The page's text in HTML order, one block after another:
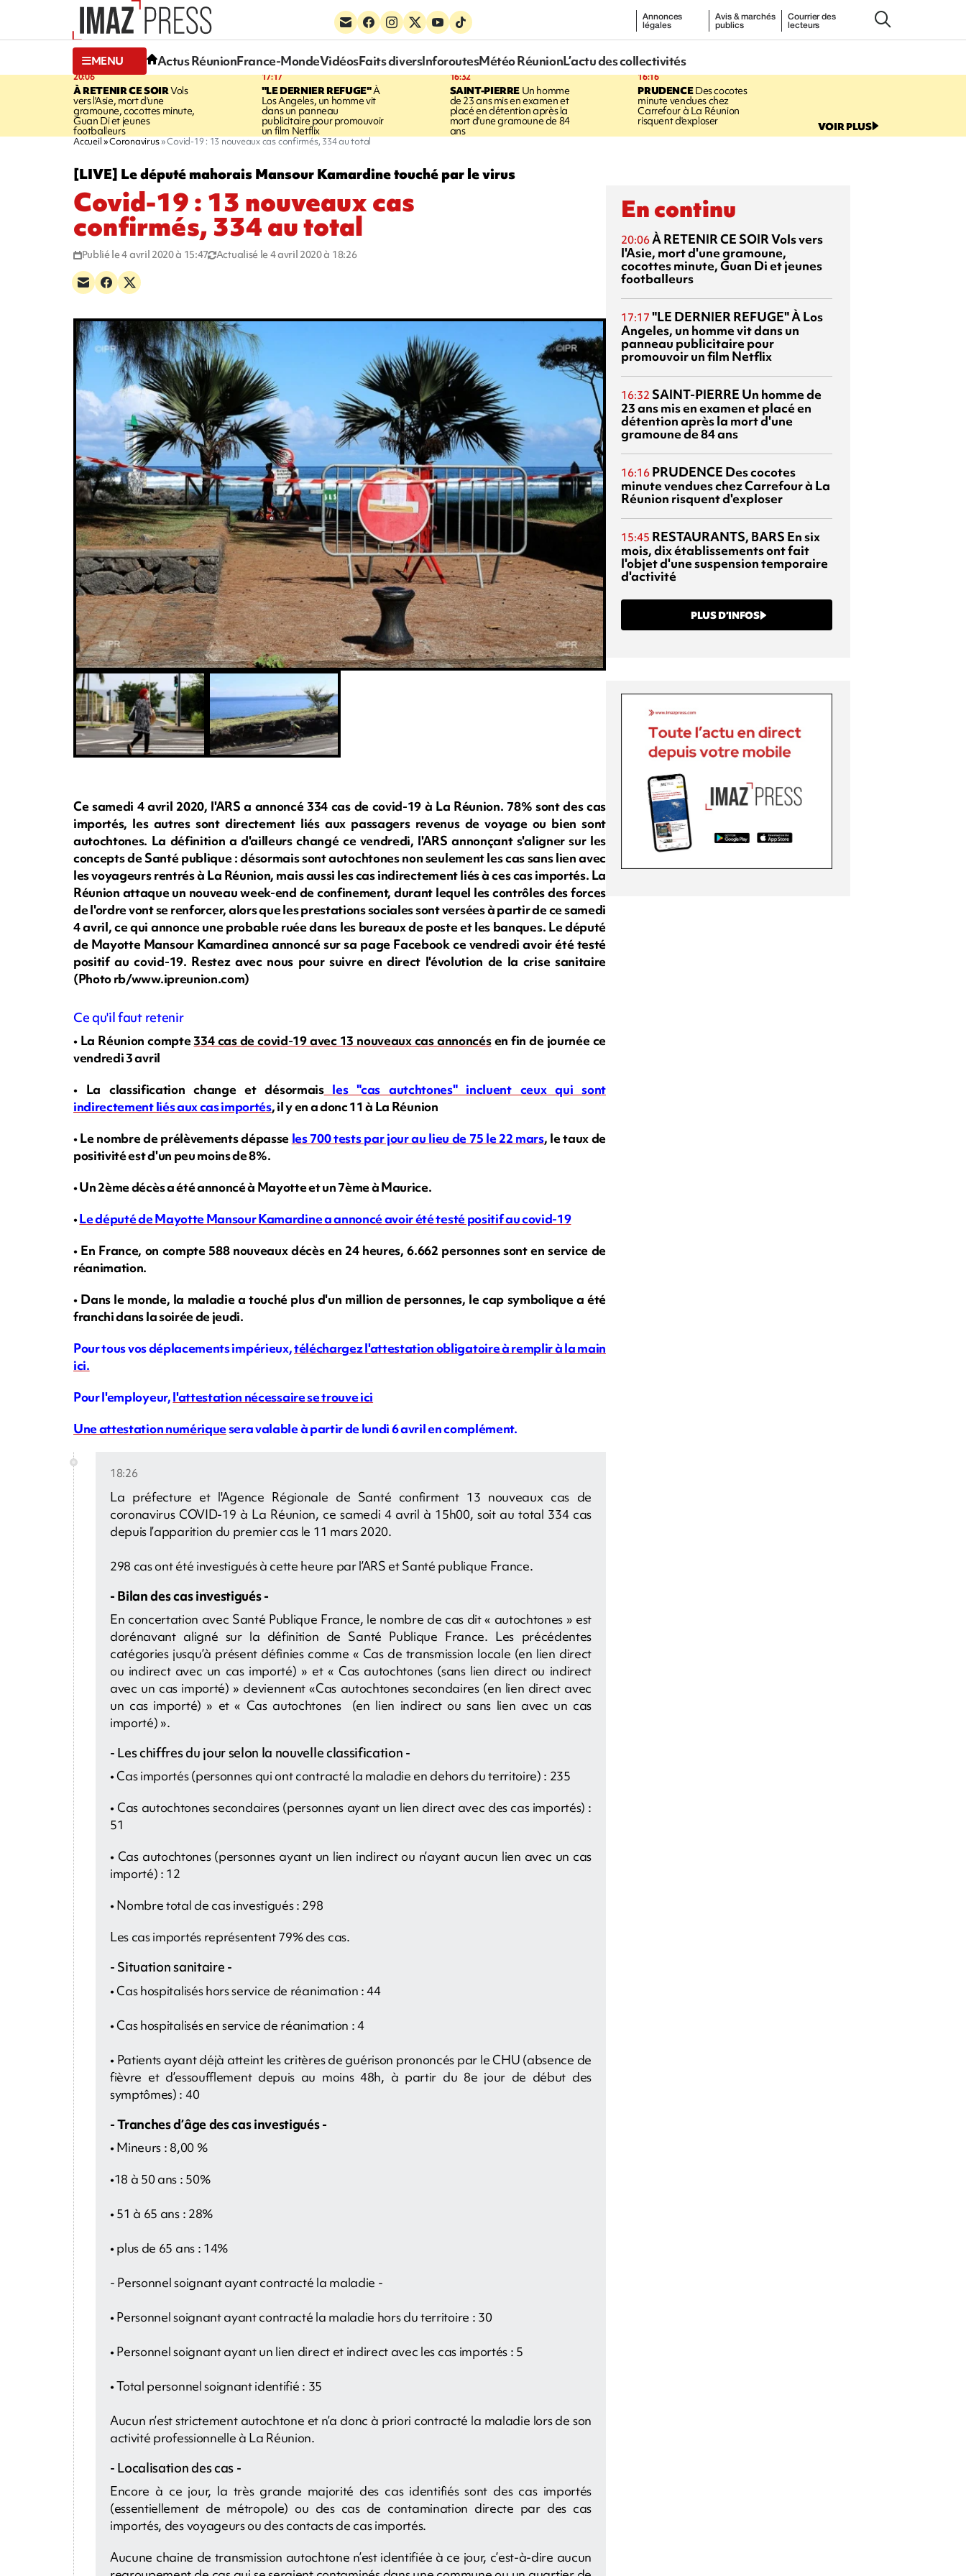
Annonces
légales
Avis & marchés
publics
Courrier des
lecteurs
MENU Actus RéunionFrance-MondeVidéosFaits diversInforoutesMétéo RéunionL’actu des collectivités
20:06
À RETENIR CE SOIRVols
vers l'Asie, mort d'une
gramoune, cocottes minute,
Guan Di et jeunes
footballeurs
17:17
"LE DERNIER REFUGE"À
Los Angeles, un homme vit
dans un panneau
publicitaire pour promouvoir
un film Netflix
16:32
SAINT-PIERREUn homme
de 23 ans mis en examen et
placé en détention après la
mort d'une gramoune de 84
ans
16:16
PRUDENCEDes cocotes
minute vendues chez
Carrefour à La Réunion
risquent d'exploser VOIR PLUS
Accueil Coronavirus Covid-19 : 13 nouveaux cas confirmés, 334 au total
[LIVE] Le député mahorais Mansour Kamardine touché par le virus
Covid-19 : 13 nouveaux cas
confirmés, 334 au total
Publié le 4 avril 2020 à 15:47 Actualisé le 4 avril 2020 à 18:26
Ce samedi 4 avril 2020, l'ARS a annoncé 334 cas de covid-19 à La Réunion. 78% sont des cas
importés, les autres sont directement liés aux passagers revenus de voyage ou bien sont
autochtones. La définition a d'ailleurs changé ce vendredi, l'ARS annonçant s'aligner sur les
concepts de Santé publique : désormais sont autochtones non seulement les cas sans lien avec
les voyageurs rentrés à La Réunion, mais aussi les cas indirectement liés à ces cas importés. La
Réunion attaque un nouveau week-end de confinement, durant lequel les contrôles des forces
de l'ordre vont se renforcer, alors que les prestations sociales sont versées à partir de ce samedi
4 avril, ce qui annonce une probable ruée dans les bureaux de poste et les banques. Le député
de Mayotte Mansour Kamardinea annoncé sur sa page Facebook ce vendredi avoir été testé
positif au covid-19. Restez avec nous pour suivre en direct l'évolution de la crise sanitaire
(Photo rb/www.ipreunion.com)
Ce qu'il faut retenir
• La Réunion compte334 cas de covid-19 avec 13 nouveaux cas annoncésen fin de journée ce
vendredi 3 avril
• La classification change et désormaisles "cas autchtones" incluent ceux qui sont
indirectement liés aux cas importés, il y en a donc 11 à La Réunion
•Le nombre de prélèvements dépasse les 700 tests par jour au lieu de 75 le 22 mars, le taux de
positivité est d'un peu moins de 8%.
• Un 2ème décès a été annoncé à Mayotte et un 7ème à Maurice.
•Le député de Mayotte Mansour Kamardine a annoncé avoir été testé positif au covid-19
• En France, on compte 588nouveaux décès en 24 heures, 6.662 personnes sont en service de
réanimation.
• Dans le monde, la maladie a touché plus d'un million de personnes, le cap symbolique a été
franchi dans la soirée de jeudi.
Pour tous vos déplacements impérieux,téléchargez l'attestation obligatoire à remplir à la main
ici.
Pour l'employeur,l'attestation nécessaire se trouve ici
Une attestation numériquesera valable à partir de lundi 6 avril en complément.
18:26
La préfecture et l'Agence Régionale de Santé confirment 13 nouveaux cas de
coronavirus COVID-19 à La Réunion, ce samedi 4 avril à 15h00, soit au total 334 cas
depuis l’apparition du premier cas le 11 mars 2020.
298 cas ont été investigués à cette heure par l’ARS et Santé publique France.
- Bilan des cas investigués -
En concertation avec Santé Publique France, le nombre de cas dit « autochtones » est
dorénavant aligné sur la définition de Santé Publique France. Les précédentes
catégories jusqu’à présent définies comme « Cas de transmission locale (en lien direct
ou indirect avec un cas importé) » et « Cas autochtones (sans lien direct ou indirect
avec un cas importé) » deviennent «Cas autochtones secondaires (en lien direct avec
un cas importé) » et « Cas autochtones (en lien indirect ou sans lien avec un cas
importé) ».
- Les chiffres du jour selon la nouvelle classification -
• Cas importés (personnes qui ont contracté la maladie en dehors du territoire) : 235
• Cas autochtones secondaires (personnes ayant un lien direct avec des cas importés) :
51
• Cas autochtones (personnes ayant un lien indirect ou n’ayant aucun lien avec un cas
importé) : 12
• Nombre total de cas investigués : 298
Les cas importés représentent 79% des cas.
- Situation sanitaire -
• Cas hospitalisés hors service de réanimation : 44
• Cas hospitalisés en service de réanimation : 4
• Patients ayant déjà atteint les critères de guérison prononcés par le CHU (absence de
fièvre et d’essoufflement depuis au moins 48h, à partir du 8e jour de début des
symptômes) : 40
- Tranches d’âge des cas investigués -
• Mineurs : 8,00 %
•18 à 50 ans : 50%
• 51 à 65 ans : 28%
• plus de 65 ans : 14%
- Personnel soignant ayant contracté la maladie -
• Personnel soignant ayant contracté la maladie hors du territoire : 30
• Personnel soignant ayant un lien direct et indirect avec les cas importés : 5
• Total personnel soignant identifié : 35
Aucun n’est strictement autochtone et n’a donc à priori contracté la maladie lors de son
activité professionnelle à La Réunion.
- Localisation des cas -
Encore à ce jour, la très grande majorité des cas identifiés sont des cas importés
(essentiellement de métropole) ou des cas de contamination directe par des cas
importés, des voyageurs ou des contacts de cas importés.
Aucune chaine de transmission autochtone n’est identifiée à ce jour, c’est-à-dire aucun
En continu
20:06À RETENIR CE SOIRVols vers
l'Asie, mort d'une gramoune,
cocottes minute, Guan Di et jeunes
footballeurs
17:17 "LE DERNIER REFUGE"À Los
Angeles, un homme vit dans un
panneau publicitaire pour
promouvoir un film Netflix
16:32 SAINT-PIERRE Un homme de
23 ans mis en examen et placé en
détention après la mort d'une
gramoune de 84 ans
16:16 PRUDENCE Des cocotes
minute vendues chez Carrefour à La
Réunion risquent d'exploser
15:45 RESTAURANTS, BARS En six
mois, dix établissements ont fait
l'objet d'une suspension temporaire
d'activité
PLUS D’INFOS